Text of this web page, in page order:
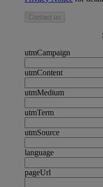
Contact us
utmCampaign
utmContent
utmMedium
utmTerm
utmSource
language
pageUrl